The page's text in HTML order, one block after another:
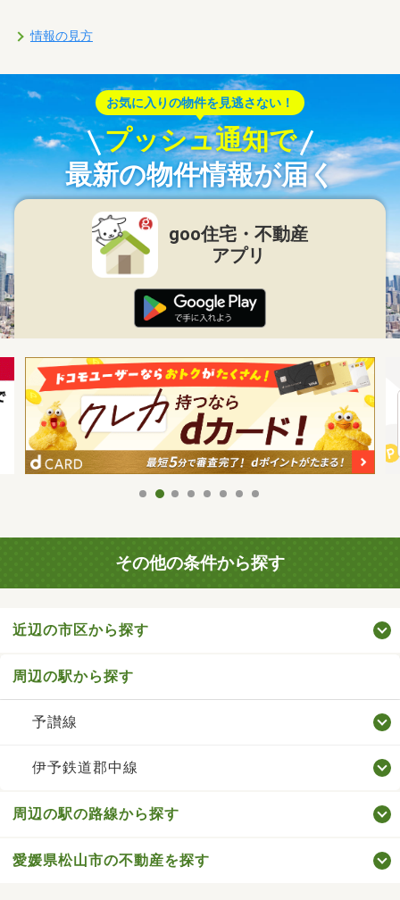
情報の見方
お気に入りの物件を見逃さない！
プッシュ通知で
最新の物件情報が届く
goo住宅・不動産
アプリ
その他の条件から探す
近辺の市区から探す
周辺の駅から探す
予讃線
伊予鉄道郡中線
周辺の駅の路線から探す
愛媛県松山市の不動産を探す